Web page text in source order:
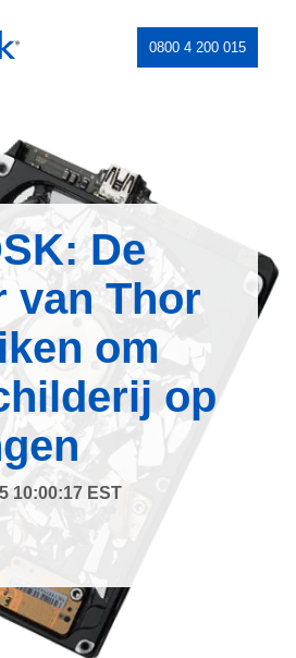
0800 4 200 015
De
van Thor
om
op
10:00:17 EST